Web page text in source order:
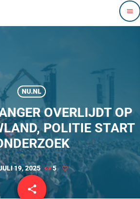
menu
NU.NL
OVERLIJDT OP
POLITIE START
19, 2025 5
share
email